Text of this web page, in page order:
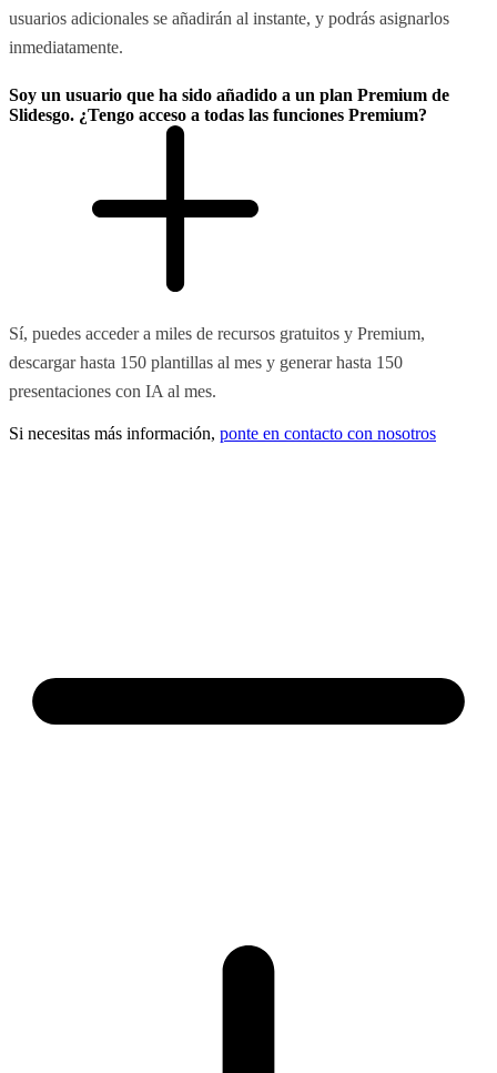
usuarios adicionales se añadirán al instante, y podrás asignarlos
inmediatamente.
Soy un usuario que ha sido añadido a un plan Premium de
Slidesgo. ¿Tengo acceso a todas las funciones Premium?
Sí, puedes acceder a miles de recursos gratuitos y Premium,
descargar hasta 150 plantillas al mes y generar hasta 150
presentaciones con IA al mes.
Si necesitas más información, ponte en contacto con nosotros